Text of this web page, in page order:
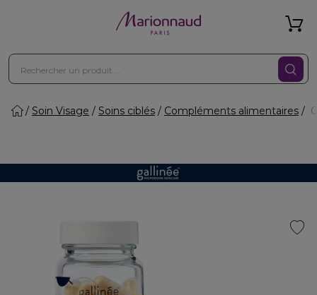
Soin Visage Soins ciblés Compléments alimentaires